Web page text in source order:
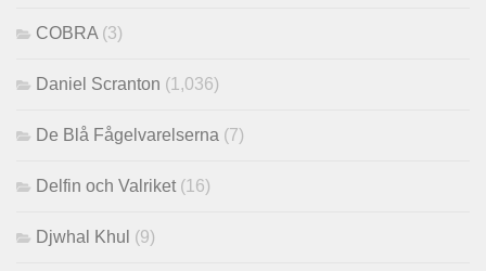
COBRA (3)
Daniel Scranton (1,036)
De Blå Fågelvarelserna (7)
Delfin och Valriket (16)
Djwhal Khul (9)